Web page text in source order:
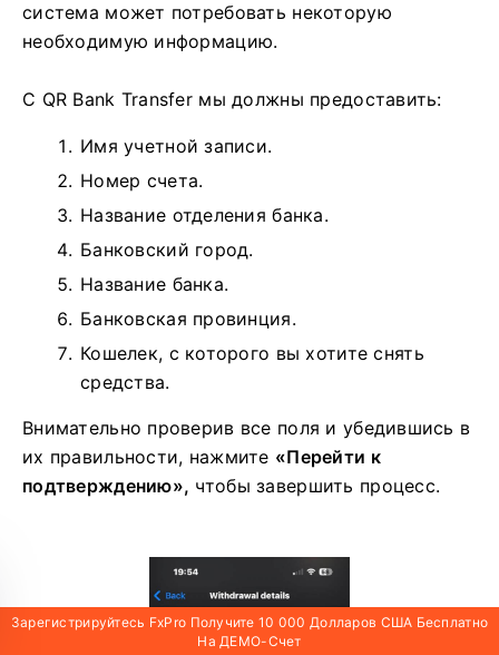
система может потребовать некоторую
необходимую информацию.
С QR Bank Transfer мы должны предоставить:
Имя учетной записи.
Номер счета.
Название отделения банка.
Банковский город.
Название банка.
Банковская провинция.
Кошелек, с которого вы хотите снять
Внимательно проверив все поля и убедившись в
их правильности, нажмите«Перейти к
подтверждению», чтобы завершить процесс.
Зарегистрируйтесь FxPro Получите 10 000 Долларов США Бесплатно
На ДЕМО-Счет